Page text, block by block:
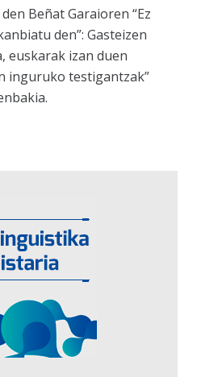
den Beñat Garaioren “Ez
den”: Gasteizen
euskarak izan duen
inguruko testigantzak”